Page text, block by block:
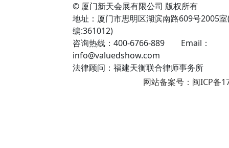
© 厦门新天会展有限公司 版权所有
地址：厦门市思明区湖滨南路609号2005
编:361012)
咨询热线：400-6766-889 Email：
info@valuedshow.com
法律顾问：福建天衡联合律师事务所
网站备案号：闽ICP备